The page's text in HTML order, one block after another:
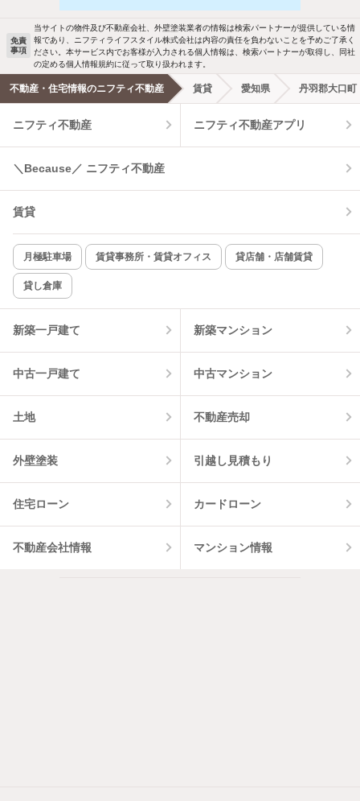
駐車場あり ペット相談
洗濯機置場あり 独立洗面台
エアコンあり 都市ガス
温水洗浄便座 オートロック
コンロ2口以上
新着のみ インターネット無料
該当件数:
22
免責
事項
当サイトの物件及び不動産会社、外壁塗装業者の情報は検索パートナーが提供している情
報であり、ニフティライフスタイル株式会社は内容の責任を負わないことを予めご了承く
ださい。本サービス内でお客様が入力される個人情報は、検索パートナーが取得し、同社
の定める個人情報規約に従って取り扱われます。
不動産・住宅情報のニフティ不動産 賃貸 愛知県 丹羽郡大口町
ニフティ不動産 ニフティ不動産アプリ
＼Because／ ニフティ不動産
賃貸
月極駐車場 賃貸事務所・賃貸オフィス 貸店舗・店舗賃貸
貸し倉庫
新築一戸建て 新築マンション
中古一戸建て 中古マンション
土地 不動産売却
外壁塗装 引越し見積もり
住宅ローン カードローン
不動産会社情報 マンション情報